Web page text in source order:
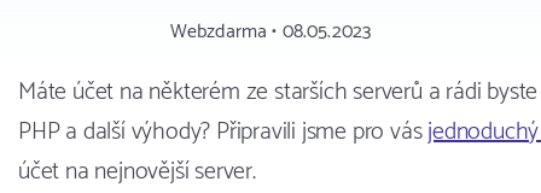
Webzdarma • 08.05.2023
Máte účet na některém ze starších serverů a rádi
PHP a další výhody? Připravili jsme pro vás
účet na nejnovější server.